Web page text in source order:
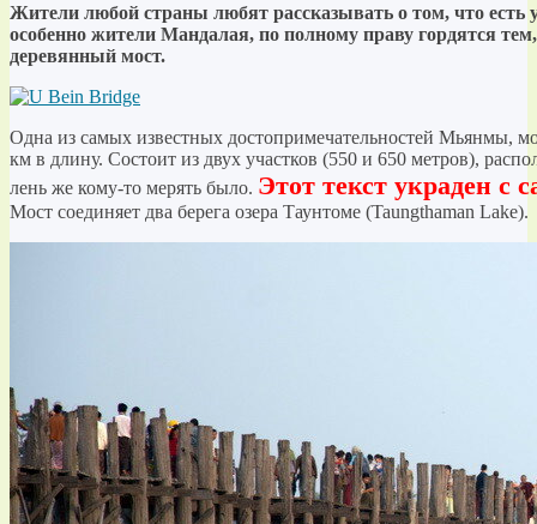
Жители любой страны любят рассказывать о том, что
особенно жители Мандалая, по полному праву гордятся
деревянный мост.
Одна из самых известных достопримечательностей Мьянмы,
км в длину. Состоит из двух участков (550 и 650 метров),
лень же кому-то мерять было. Этот текст украден с
Мост соединяет два берега озера Таунтоме (Taungthaman Lake).